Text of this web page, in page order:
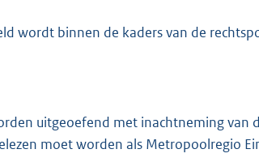
wordt binnen de kaders van de
uitgeoefend met inachtneming van
moet worden als Metropoolregio